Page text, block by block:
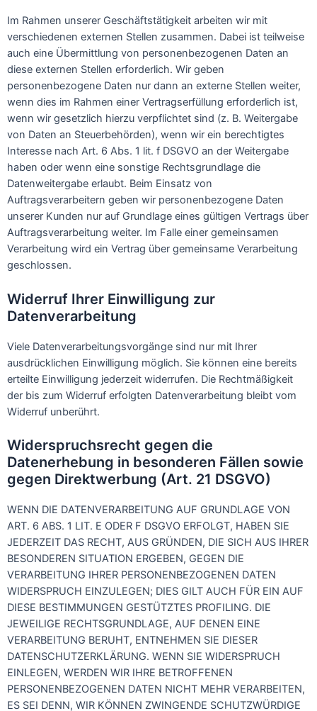
Im Rahmen unserer Geschäftstätigkeit arbeiten wir mit
verschiedenen externen Stellen zusammen. Dabei ist teilweise
auch eine Übermittlung von personenbezogenen Daten an
diese externen Stellen erforderlich. Wir geben
personenbezogene Daten nur dann an externe Stellen weiter,
wenn dies im Rahmen einer Vertragserfüllung erforderlich ist,
wenn wir gesetzlich hierzu verpflichtet sind (z. B. Weitergabe
von Daten an Steuerbehörden), wenn wir ein berechtigtes
Interesse nach Art. 6 Abs. 1 lit. f DSGVO an der Weitergabe
haben oder wenn eine sonstige Rechtsgrundlage die
Datenweitergabe erlaubt. Beim Einsatz von
Auftragsverarbeitern geben wir personenbezogene Daten
unserer Kunden nur auf Grundlage eines gültigen Vertrags über
Auftragsverarbeitung weiter. Im Falle einer gemeinsamen
Verarbeitung wird ein Vertrag über gemeinsame Verarbeitung
geschlossen.
Widerruf Ihrer Einwilligung zur
Datenverarbeitung
Viele Datenverarbeitungsvorgänge sind nur mit Ihrer
ausdrücklichen Einwilligung möglich. Sie können eine bereits
erteilte Einwilligung jederzeit widerrufen. Die Rechtmäßigkeit
der bis zum Widerruf erfolgten Datenverarbeitung bleibt vom
Widerruf unberührt.
Widerspruchsrecht gegen die
Datenerhebung in besonderen Fällen sowie
gegen Direktwerbung (Art. 21 DSGVO)
WENN DIE DATENVERARBEITUNG AUF GRUNDLAGE VON
ART. 6 ABS. 1 LIT. E ODER F DSGVO ERFOLGT, HABEN SIE
JEDERZEIT DAS RECHT, AUS GRÜNDEN, DIE SICH AUS IHRER
BESONDEREN SITUATION ERGEBEN, GEGEN DIE
VERARBEITUNG IHRER PERSONENBEZOGENEN DATEN
WIDERSPRUCH EINZULEGEN; DIES GILT AUCH FÜR EIN AUF
DIESE BESTIMMUNGEN GESTÜTZTES PROFILING. DIE
JEWEILIGE RECHTSGRUNDLAGE, AUF DENEN EINE
VERARBEITUNG BERUHT, ENTNEHMEN SIE DIESER
DATENSCHUTZERKLÄRUNG. WENN SIE WIDERSPRUCH
EINLEGEN, WERDEN WIR IHRE BETROFFENEN
PERSONENBEZOGENEN DATEN NICHT MEHR VERARBEITEN,
ES SEI DENN, WIR KÖNNEN ZWINGENDE SCHUTZWÜRDIGE